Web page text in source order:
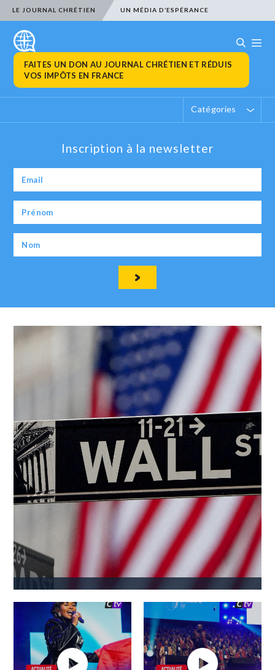
LE JOURNAL CHRÉTIEN UN MÉDIA D’ESPÉRANCE
FAITES UN DON AU JOURNAL CHRÉTIEN ET RÉDUIS
VOS IMPÔTS EN FRANCE
Catégories
Inscription à la newsletter